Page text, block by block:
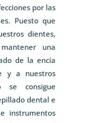
por las
Puesto que
dientes,
una
de la encía
y a nuestros
se consigue
dental e
instrumentos